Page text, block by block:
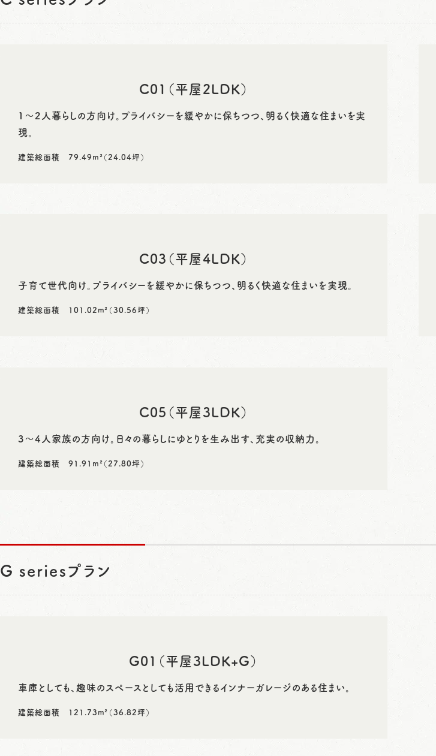
C01（平屋2LDK）
1～2人暮らしの方向け。プライバシーを緩やかに保ちつつ、明るく快適な住まいを実
現。
建築総面積 79.49m²（24.04坪）
C03（平屋4LDK）
子育て世代向け。プライバシーを緩やかに保ちつつ、明るく快適な住まいを実現。
建築総面積 101.02m²（30.56坪）
C05（平屋3LDK）
3～4人家族の方向け。日々の暮らしにゆとりを生み出す、充実の収納力。
建築総面積 91.91m²（27.80坪）
G seriesプラン
G01（平屋3LDK+G）
車庫としても、趣味のスペースとしても活用できるインナーガレージのある住まい。
建築総面積 121.73m²（36.82坪）